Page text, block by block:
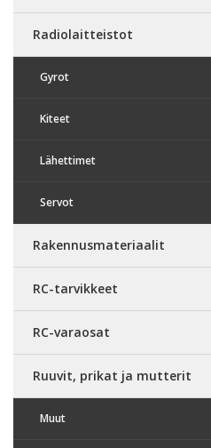
Radiolaitteistot
Gyrot
Kiteet
Lähettimet
Servot
Rakennusmateriaalit
RC-tarvikkeet
RC-varaosat
Ruuvit, prikat ja mutterit
Muut